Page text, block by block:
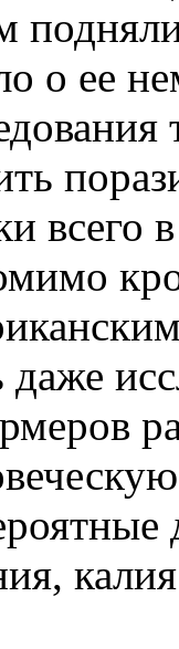
о ее
даже